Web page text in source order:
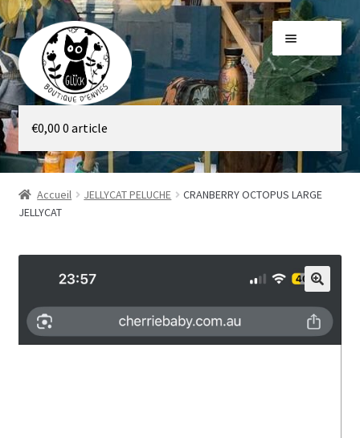
Aller
à
la
navigation
Aller
au
contenu
Galerie
Boutique
€0,00 0 article
Accueil JELLYCAT PELUCHE
CRANBERRY OCTOPUS LARGE
JELLYCAT